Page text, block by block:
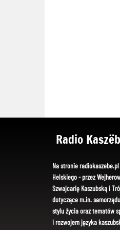
Radio
Na stronie
Helskiego - przez
Szwajcarię Kaszubską i
dotyczące m.in.
stylu życia oraz tematów
i rozwojem języka